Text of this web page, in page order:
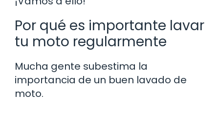
Por qué es importante lavar
tu moto regularmente
Mucha gente subestima la
importancia de un buen lavado de
moto.